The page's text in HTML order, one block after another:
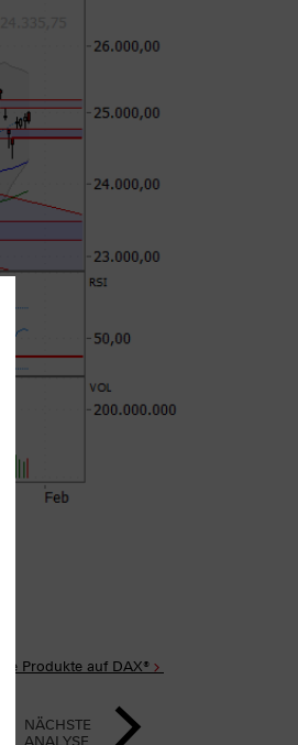
Alle Produkte auf DAX®
NÄCHSTE
ANALYSE